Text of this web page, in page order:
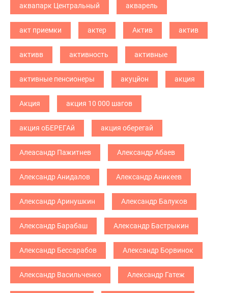
аквапарк Центральный акварель
акт приемки актер Актив актив
активв активность активные
активные пенсионеры акуцйон акция
Акция акция 10 000 шагов
акция оБЕРЕГАй акция оберегай
Алеасандр Пажитнев Александр Абаев
Александр Анидалов Александр Аникеев
Александр Аринушкин Александр Балуков
Александр Барабаш Александр Бастрыкин
Александр Бессарабов Александр Борвинок
Александр Васильченко Александр Гатеж